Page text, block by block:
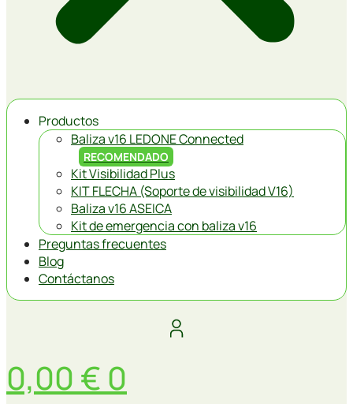
Productos
Baliza v16 LEDONE Connected
RECOMENDADO
Kit Visibilidad Plus
KIT FLECHA (Soporte de visibilidad V16)
Baliza v16 ASEICA
Kit de emergencia con baliza v16
Preguntas frecuentes
Blog
Contáctanos
0,00 € 0